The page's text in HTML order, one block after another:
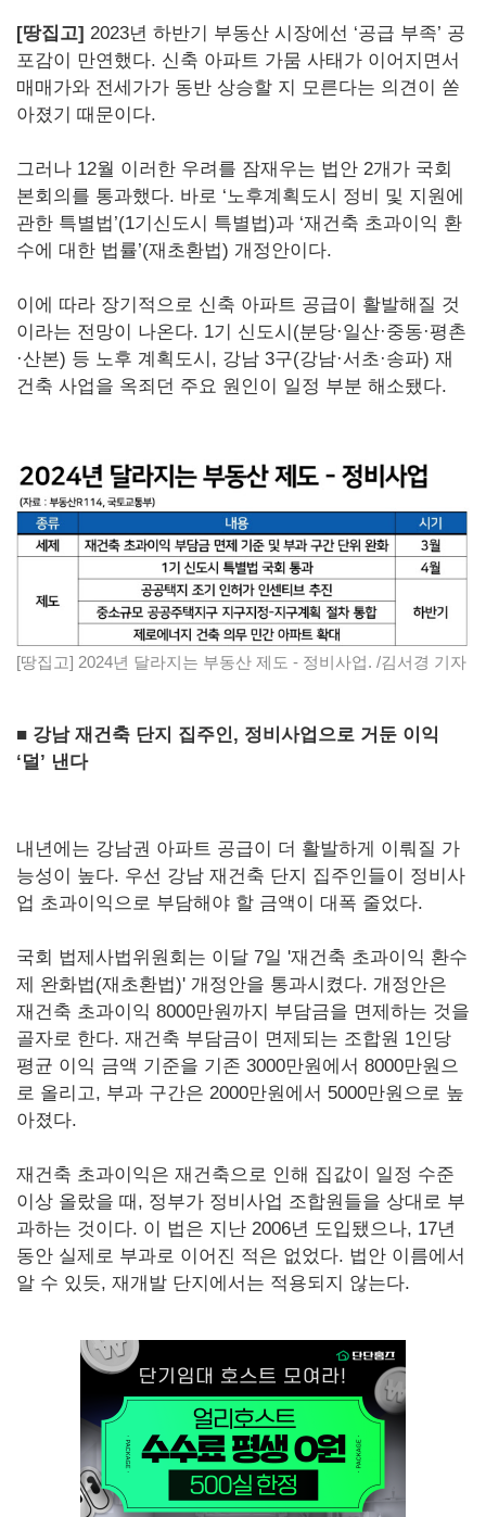
[땅집고] 2023년 하반기 부동산 시장에선 ‘공급 부족’ 공
포감이 만연했다. 신축 아파트 가뭄 사태가 이어지면서
매매가와 전세가가 동반 상승할 지 모른다는 의견이 쏟
아졌기 때문이다.
그러나 12월 이러한 우려를 잠재우는 법안 2개가 국회
본회의를 통과했다. 바로 ‘노후계획도시 정비 및 지원에
관한 특별법’(1기신도시 특별법)과 ‘재건축 초과이익 환
수에 대한 법률’(재초환법) 개정안이다.
이에 따라 장기적으로 신축 아파트 공급이 활발해질 것
이라는 전망이 나온다. 1기 신도시(분당·일산·중동·평촌
·산본) 등 노후 계획도시, 강남 3구(강남·서초·송파) 재
건축 사업을 옥죄던 주요 원인이 일정 부분 해소됐다.
[땅집고] 2024년 달라지는 부동산 제도 - 정비사업. /김서경 기자
■ 강남 재건축 단지 집주인, 정비사업으로 거둔 이익
‘덜’ 낸다
내년에는 강남권 아파트 공급이 더 활발하게 이뤄질 가
능성이 높다. 우선 강남 재건축 단지 집주인들이 정비사
업 초과이익으로 부담해야 할 금액이 대폭 줄었다.
국회 법제사법위원회는 이달 7일 '재건축 초과이익 환수
제 완화법(재초환법)' 개정안을 통과시켰다. 개정안은
재건축 초과이익 8000만원까지 부담금을 면제하는 것을
골자로 한다. 재건축 부담금이 면제되는 조합원 1인당
평균 이익 금액 기준을 기존 3000만원에서 8000만원으
로 올리고, 부과 구간은 2000만원에서 5000만원으로 높
아졌다.
재건축 초과이익은 재건축으로 인해 집값이 일정 수준
이상 올랐을 때, 정부가 정비사업 조합원들을 상대로 부
과하는 것이다. 이 법은 지난 2006년 도입됐으나, 17년
동안 실제로 부과로 이어진 적은 없었다. 법안 이름에서
알 수 있듯, 재개발 단지에서는 적용되지 않는다.